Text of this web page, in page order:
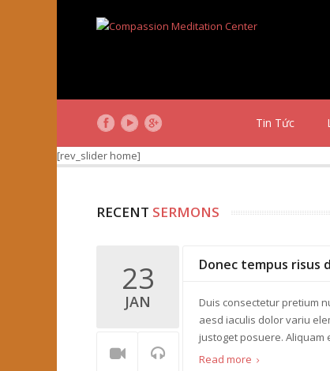
Tin Tức
[rev_slider home]
RECENT SERMONS
23
JAN
Donec tempus risus
Duis consectetur pretium
aesd iaculis dolor variu
justoget posuere. Aliquam
Read more